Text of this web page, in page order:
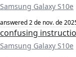
Samsung Galaxy S10e
answered2 de nov. de
confusing
Samsung Galaxy S10e